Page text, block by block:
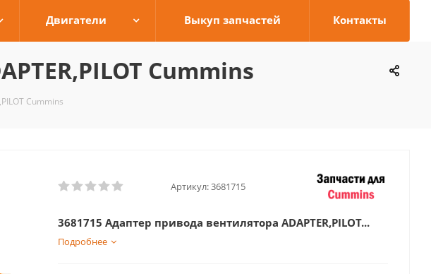
Двигатели Выкуп запчастей Контакты
Cummins
Cummins
Артикул:3681715
3681715 Адаптер привода вентилятора ADAPTER,PILOT...
Подробнее